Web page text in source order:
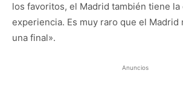
los favoritos, el Madrid también tiene la
experiencia. Es muy raro que el Madrid
una final».
Anuncios